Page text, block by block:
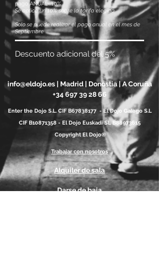
pago ANUAL- 10%
Se aplica un 10% sobre la tarifa elegida
Solo se puede realizar el pago anual en el mes de
Septiembre
Descuento adicional del 5%
info@eldojo.es| Madrid | Donostia | A Coruña
+34 697 39 28 66
Enter the Dojo S.L. CIF B67838177 - El Dojo Galego S.L
CIF B10871358 - El Dojo Euskadi SL B88973615
Copyright El Dojo®
Trabajar con nosotros
Alquiler de sala
Darse de baja